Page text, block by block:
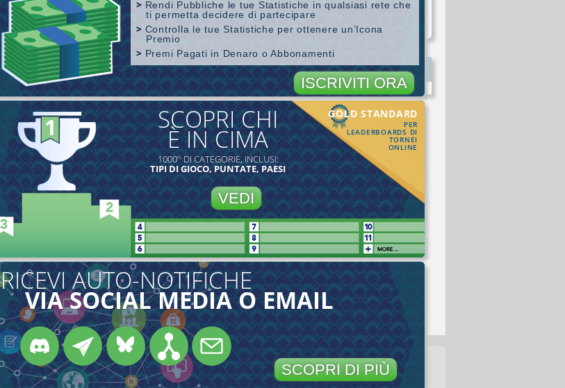
Rendi Pubbliche le tue Statistiche in qualsiasi rete che
ti permetta decidere di partecipare
Controlla le tue Statistiche per ottenere un’Icona
Premio
Premi Pagati in Denaro o Abbonamenti
ISCRIVITI ORA
GOLD STANDARD
PER
LEADERBOARDS DI
TORNEI
ONLINE
SCOPRI CHI
È IN CIMA
1000’SDI CATEGORIE, INCLUSI:
TIPI DI GIOCO, PUNTATE, PAESI
VEDI
RICEVI AUTO-NOTIFICHE
VIA SOCIAL MEDIA O EMAIL
SCOPRI DI PIÙ
Copertura di SharkScope